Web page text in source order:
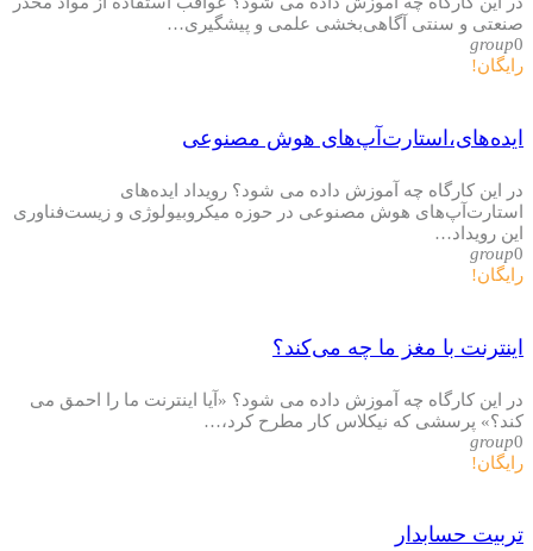
صنعتی و سنتی آگاهی‌بخشی علمی و پیشگیری…
group0
رایگان!
ایده‌های،استارت‌آپ‌های هوش مصنوعی
در این کارگاه چه آموزش داده می شود؟ رویداد ایده‌های
استارت‌آپ‌های هوش مصنوعی در حوزه میکروبیولوژی و زیست‌فناوری
این رویداد…
group0
رایگان!
اینترنت با مغز ما چه می‌کند؟
در این کارگاه چه آموزش داده می شود؟ «آیا اینترنت ما را احمق می
کند؟» پرسشی که نیکلاس کار مطرح کرد،…
group0
رایگان!
تربیت حسابدار